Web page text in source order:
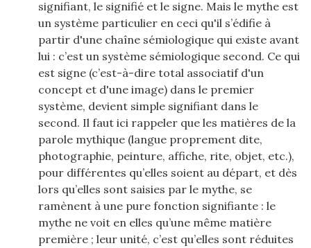
signifiant, le signifié et le signe. Mais le mythe est
un système particulier en ceci qu'il s’édifie à
partir d'une chaîne sémiologique qui existe avant
lui : c’est un système sémiologique second. Ce qui
est signe (c’est-à-dire total associatif d'un
concept et d'une image) dans le premier
système, devient simple signifiant dans le
second. Il faut ici rappeler que les matières de la
parole mythique (langue proprement dite,
photographie, peinture, affiche, rite, objet, etc.),
pour différentes qu’elles soient au départ, et dès
lors qu’elles sont saisies par le mythe, se
ramènent à une pure fonction signifiante : le
mythe ne voit en elles qu’une même matière
première ; leur unité, c’est qu’elles sont réduites